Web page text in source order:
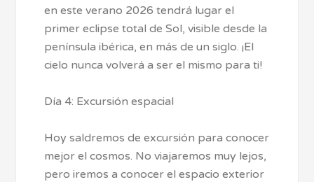
en este verano 2026 tendrá lugar el
primer eclipse total de Sol, visible desde la
península ibérica, en más de un siglo. ¡El
cielo nunca volverá a ser el mismo para ti!
Día 4: Excursión espacial
Hoy saldremos de excursión para conocer
mejor el cosmos. No viajaremos muy lejos,
pero iremos a conocer el espacio exterior